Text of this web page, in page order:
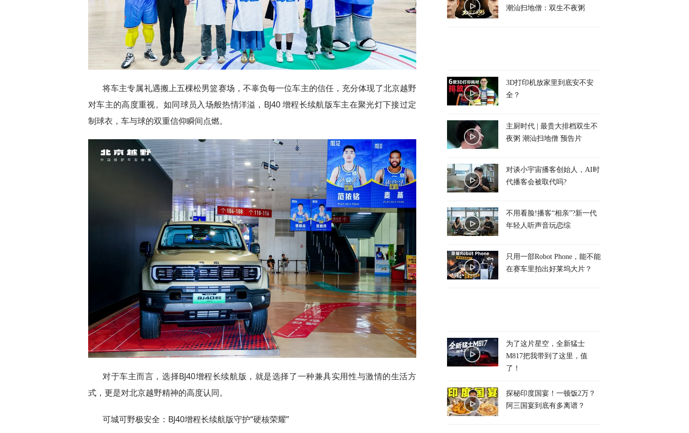
将车主专属礼遇搬上五棵松男篮赛场，不辜负每一位车主的信任，充分体现了北京越野
对车主的高度重视。如同球员入场般热情洋溢，BJ40 增程长续航版车主在聚光灯下接过定
制球衣，车与球的双重信仰瞬间点燃。
对于车主而言，选择BJ40增程长续航版，就是选择了一种兼具实用性与激情的生活方
式，更是对北京越野精神的高度认同。
可城可野极安全：BJ40增程长续航版守护“硬核荣耀”
潮汕扫地僧：双生不夜粥
3D打印机放家里到底安不安
全？
主厨时代 | 最贵大排档双生不
夜粥 潮汕扫地僧 预告片
对谈小宇宙播客创始人，AI时
代播客会被取代吗?
不用看脸!播客“相亲”?新一代
年轻人听声音玩恋综
只用一部Robot Phone，能不能
在赛车里拍出好莱坞大片？
为了这片星空，全新猛士
M817把我带到了这里，值
了！
探秘印度国宴！一顿饭2万？
阿三国宴到底有多离谱？